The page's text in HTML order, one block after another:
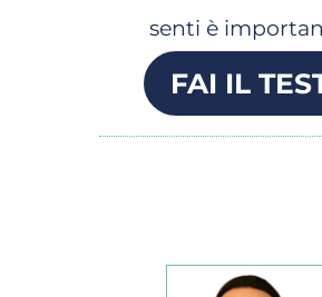
senti è
FAI IL